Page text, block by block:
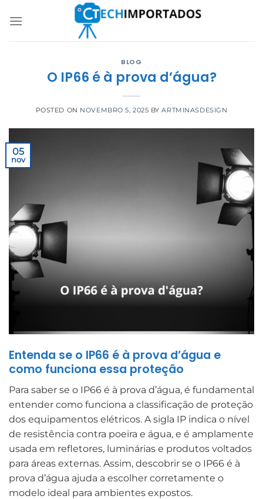
BLOG
O IP66 é à prova d’água?
POSTED ON NOVEMBRO 5, 2025 BYARTMINASDESIGN
05
nov
Entenda se o IP66 é à prova d’água e
como funciona essa proteção
Para saber se o IP66 é à prova d’água, é fundamental
entender como funciona a classificação de proteção
dos equipamentos elétricos. A sigla IP indica o nível
de resistência contra poeira e água, e é amplamente
usada em refletores, luminárias e produtos voltados
para áreas externas. Assim, descobrir se o IP66 é à
prova d’água ajuda a escolher corretamente o
modelo ideal para ambientes expostos.